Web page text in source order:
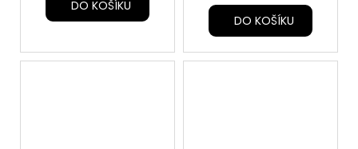
DO KOŠÍKU
DO KOŠÍKU